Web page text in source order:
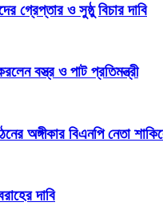
গ্রেপ্তার ও সুষ্ঠু বিচার দাবি
বস্ত্র ও পাট প্রতিমন্ত্রী
অঙ্গীকার বিএনপি নেতা
দাবি